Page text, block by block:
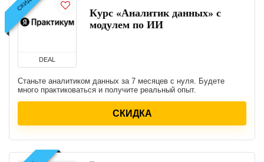
DEAL
Курс «Аналитик данных» с
модулем по ИИ
Станьте аналитиком данных за 7 месяцев с нуля. Будете
много практиковаться и получите реальный опыт.
СКИДКА